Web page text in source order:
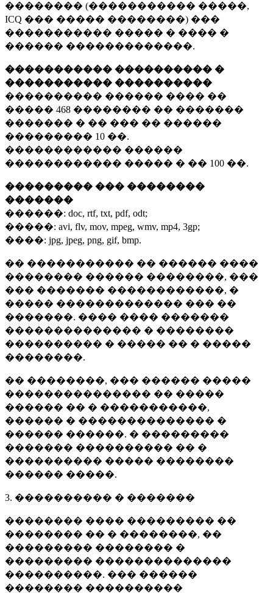
�������� (����������� �����,
ICQ ��� ����� ��������) ���
����������� ����� � ���� �
������ �������������.
����������� ���������� �
����������� ����������
���������� ������ ���� ��
����� 468 �������� �� �������
������� � �� ��� �� ������
��������� 10 ��.
������������ ������
������������ ����� � �� 100 ��.
��������� ��� ��������
�������
������: doc, rtf, txt, pdf, odt;
�����: avi, flv, mov, mpeg, wmv, mp4, 3gp;
����: jpg, jpeg, png, gif, bmp.
�� ����������� �� ������ ����
�������� ������ ��������, ���
��� ������� ������������, �
����� ������������� ��� ��
�������. ���� ���� �������
�������������� � ��������
���������� � ����� �� � �����
��������.
�� ��������, ��� ������ �����
��������������� �� �����
������ �� � �����������,
������ � �������������� �
������ ������. � ���������
������� ���������� �� �
���������� ����� ��������
������ �����.
3. ���������� � �������
�������� ���� ��������� ��
�������� �� � ��������, ��
��������� �������� �
��������� ��������������
����������. ��� ������
�������� ����������